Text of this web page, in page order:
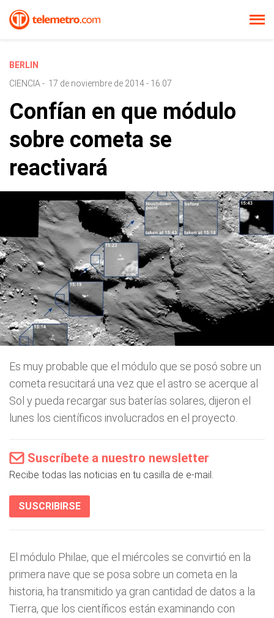
BERLIN
CIENCIA - 17 de noviembre de 2014 - 16:07
Confían en que módulo
sobre cometa se
reactivará
Es muy probable que el módulo que se posó sobre un
cometa resucitará una vez que el astro se acerque al
Sol y pueda recargar sus baterías solares, dijeron el
lunes los científicos involucrados en el proyecto.
Suscríbete a nuestro newsletter
Recibe todas las noticias en tu casilla de e-mail.
SUSCRIBIRSE
El módulo Philae, que el miércoles se convirtió en la
primera nave que se posa sobre un cometa en la
historia, ha transmitido ya gran cantidad de datos a la
Tierra, que los científicos están examinando con